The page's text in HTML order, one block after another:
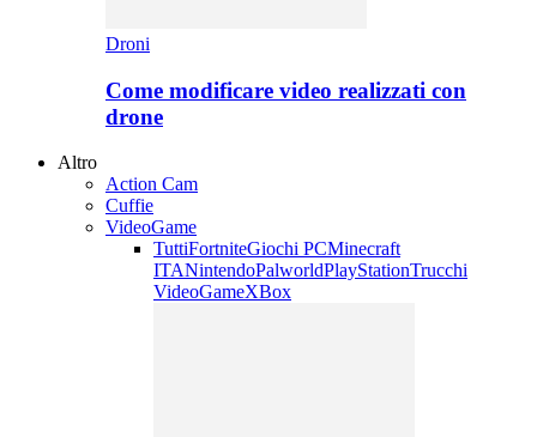
Droni
Come modificare video realizzati con
drone
Altro
Action Cam
Cuffie
VideoGame
TuttiFortniteGiochi PCMinecraft
ITANintendoPalworldPlayStationTrucchi
VideoGameXBox